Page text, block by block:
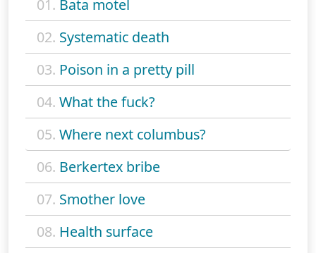
01. Bata motel
02. Systematic death
03. Poison in a pretty pill
04. What the fuck?
05. Where next columbus?
06. Berkertex bribe
07. Smother love
08. Health surface